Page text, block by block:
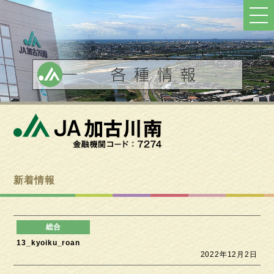
新着情報
13_kyoiku_roan
2022年12月2日